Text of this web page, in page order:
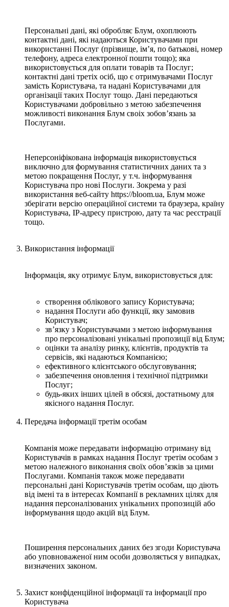
Персональні дані, які обробляє Блум, охоплюють
контактні дані, які надаються Користувачами при
використанні Послуг (прізвище, ім’я, по батькові, номер
телефону, адреса електронної пошти тощо); яка
використовується для оплати товарів та Послуг;
контактні дані третіх осіб, що є отримувачами Послуг
замість Користувача, та надані Користувачами для
організації таких Послуг тощо. Дані передаються
Користувачами добровільно з метою забезпечення
можливості виконання Блум своіх зобов’язань за
Послугами.
Неперсоніфікована інформація використовується
виключно для формування статистичних даних та з
метою покращення Послуг, у т.ч. інформування
Користувача про нові Послуги. Зокрема у разі
використання веб-сайту https://bloom.ua, Блум може
зберігати версію операційної системи та браузера, країну
Користувача, IP-адресу пристрою, дату та час реєстрації
тощо.
Використання інформації
Інформація, яку отримує Блум, використовується для:
створення облікового запису Користувача;
надання Послуги або функції, яку замовив
Користувач;
зв’язку з Користувачами з метою інформування
про персоналізовані унікальні пропозиції від Блум;
оцінки та аналізу ринку, клієнтів, продуктів та
сервісів, які надаються Компанією;
ефективного клієнтського обслуговування;
забезпечення оновлення і технічної підтримки
Послуг;
будь-яких інших цілей в обсязі, достатньому для
якісного надання Послуг.
Передача інформації третім особам
Компанія може передавати інформацію отриману від
Користувачів в рамках надання Послуг третім особам з
метою належного виконання своїх обов’язків за цими
Послугами. Компанія також може передавати
персональні дані Користувачів третім особам, що діють
від імені та в інтересах Компанії в рекламних цілях для
надання персоналізованих унікальних пропозицій або
інформування щодо акцій від Блум.
Поширення персональних даних без згоди Користувача
або уповноваженої ним особи дозволяється у випадках,
визначених законом.
Захист конфіденційної інформації та інформації про
Користувача